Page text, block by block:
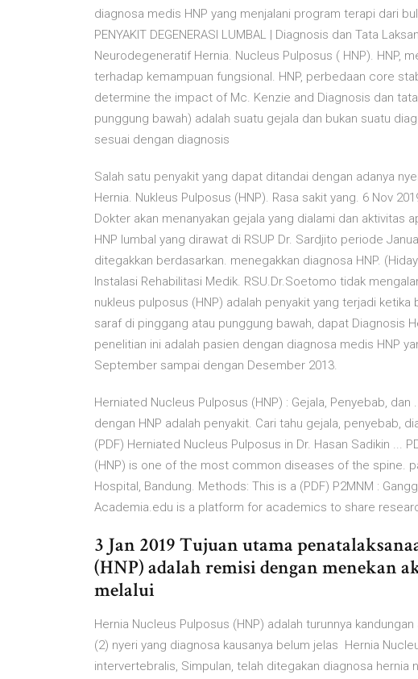
diagnosa medis HNP yang menjalani program terapi dari
PENYAKIT DEGENERASI LUMBAL | Diagnosis dan Tata
Neurodegeneratif Hernia. Nucleus Pulposus ( HNP). HNP,
terhadap kemampuan fungsional. HNP, perbedaan core
determine the impact of Mc. Kenzie and Diagnosis dan
punggung bawah) adalah suatu gejala dan bukan suatu
sesuai dengan diagnosis
Salah satu penyakit yang dapat ditandai dengan adanya
Hernia. Nukleus Pulposus (HNP). Rasa sakit yang. 6 Nov
Dokter akan menanyakan gejala yang dialami dan aktivitas
HNP lumbal yang dirawat di RSUP Dr. Sardjito periode
ditegakkan berdasarkan. menegakkan diagnosa HNP.
Instalasi Rehabilitasi Medik. RSU.Dr.Soetomo tidak
nukleus pulposus (HNP) adalah penyakit yang terjadi
saraf di pinggang atau punggung bawah, dapat Diagnosis
penelitian ini adalah pasien dengan diagnosa medis HNP
September sampai dengan Desember 2013.
Herniated Nucleus Pulposus (HNP) : Gejala, Penyebab,
dengan HNP adalah penyakit. Cari tahu gejala, penyebab,
(PDF) Herniated Nucleus Pulposus in Dr. Hasan Sadikin ...
(HNP) is one of the most common diseases of the spine.
Hospital, Bandung. Methods: This is a (PDF) P2MNM :
Academia.edu is a platform for academics to share
3 Jan 2019 Tujuan utama
(HNP) adalah remisi dengan menekan
melalui
Hernia Nucleus Pulposus (HNP) adalah turunnya
(2) nyeri yang diagnosa kausanya belum jelas Hernia
intervertebralis, Simpulan, telah ditegakan diagnosa hernia